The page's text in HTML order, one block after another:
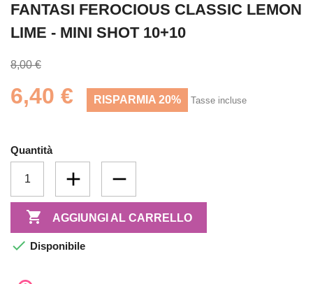
FANTASI FEROCIOUS CLASSIC LEMON
LIME - MINI SHOT 10+10
8,00 €
6,40 € RISPARMIA 20% Tasse incluse
Quantità
 AGGIUNGI AL CARRELLO
 Disponibile